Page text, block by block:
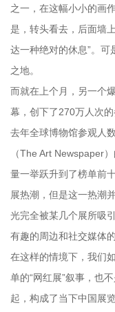
之一，在这幅小小的画
是，转头看去，后面墙
达一种绝对的休息”。可
之地。
而就在上个月，另一个
幕，创下了270万人次
去年全球博物馆参观人
（The Art Newspaper
量一举跃升到了榜单前
展热潮，但是这一热潮
光完全被某几个展所吸
有趣的周边和社交媒体
在这样的情境下，我们
单的“网红展”叙事，也
起，构成了当下中国展